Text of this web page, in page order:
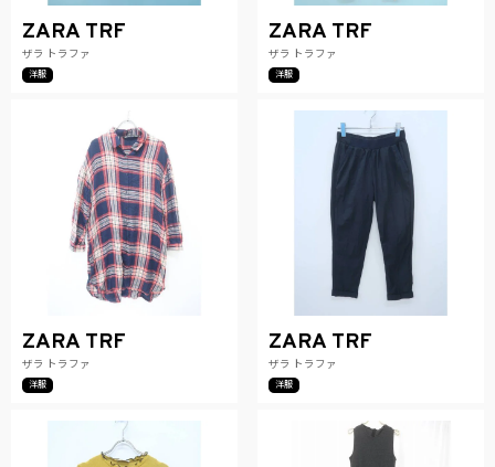
ZARA TRF
ザラ トラファ
洋服
ZARA TRF
ザラ トラファ
洋服
ZARA TRF
ザラ トラファ
洋服
ZARA TRF
ザラ トラファ
洋服